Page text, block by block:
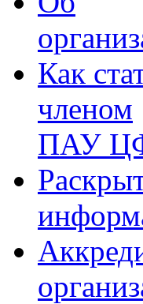
Как
членом
ПАУ